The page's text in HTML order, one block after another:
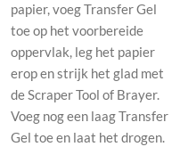
papier, voeg Transfer Gel
toe op het voorbereide
oppervlak, leg het papier
erop en strijk het glad met
de Scraper Tool of Brayer.
Voeg nog een laag Transfer
Gel toe en laat het drogen.